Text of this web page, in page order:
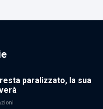
paralizzato, la sua